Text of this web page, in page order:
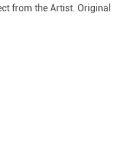
from the Artist. Original
A PRINT OF ANY
piece of art by